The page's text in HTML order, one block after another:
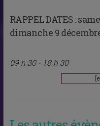
RAPPEL DATES :
dimanche 9
09 h 30 - 18 h 30